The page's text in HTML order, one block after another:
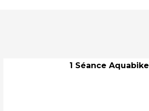
1 Séance Aquabike